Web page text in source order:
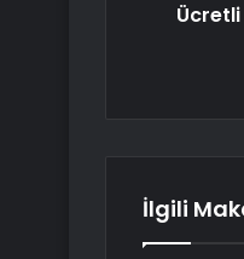
Ücretli
İlgili